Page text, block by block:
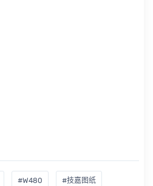
#W480 #技嘉图纸